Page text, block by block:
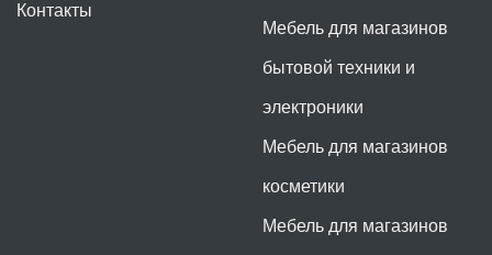
Контакты
Мебель для магазинов
бытовой техники и
электроники
Мебель для магазинов
косметики
Мебель для магазинов